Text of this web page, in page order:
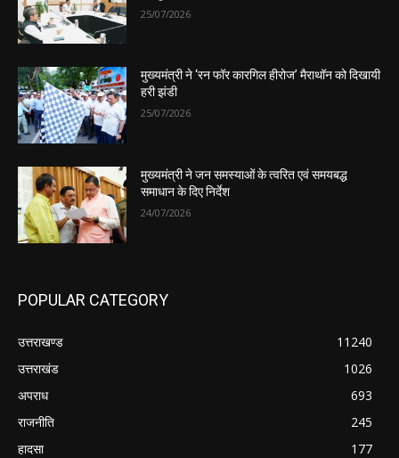
25/07/2026
मुख्यमंत्री ने ‘रन फॉर कारगिल हीरोज’ मैराथॉन को दिखायी
हरी झंडी
25/07/2026
मुख्यमंत्री ने जन समस्याओं के त्वरित एवं समयबद्ध
समाधान के दिए निर्देश
24/07/2026
POPULAR CATEGORY
उत्तराखण्ड
11240
उत्तराखंड
1026
अपराध
693
राजनीति
245
हादसा
177